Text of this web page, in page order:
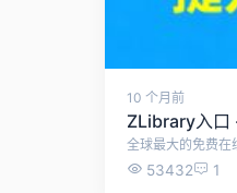
10 个月前
ZLibrary入口
全球最大的免费在
53432 1